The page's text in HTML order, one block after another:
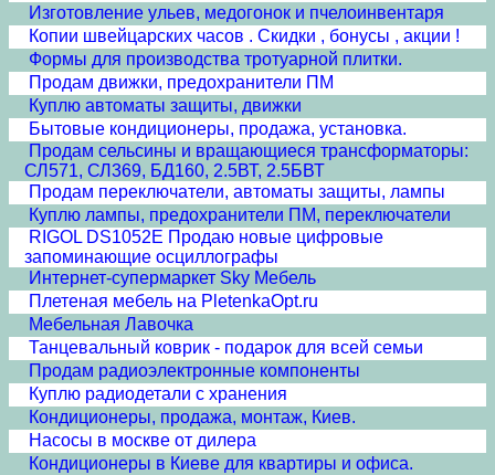
Изготовление ульев, медогонок и пчелоинвентаря
Копии швейцарских часов . Скидки , бонусы , акции !
Формы для производства тротуарной плитки.
Продам движки, предохранители ПМ
Куплю автоматы защиты, движки
Бытовые кондиционеры, продажа, установка.
Продам сельсины и врaщающиеся трансформаторы:
СЛ571, СЛ369, БД160, 2.5ВТ, 2.5БВТ
Продам переключатели, автоматы защиты, лампы
Куплю лампы, предохранители ПМ, переключатели
RIGOL DS1052E Продаю новые цифровые
запоминающие осциллографы
Интернет-супермаркет Sky Мебель
Плетеная мебель на PletenkaOpt.ru
Мебельная Лавочка
Танцевальный коврик - подарок для всей семьи
Продам радиоэлектронные компоненты
Куплю радиодетали с хранения
Кондиционеры, продажа, монтаж, Киев.
Насосы в москве от дилера
Кондиционеры в Киеве для квартиры и офиса.